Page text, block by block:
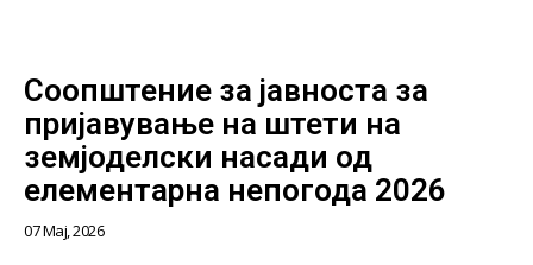
Соопштение за јавноста за
пријавување на штети на
земјоделски насади од
елементарна непогода 2026
07 Мај, 2026